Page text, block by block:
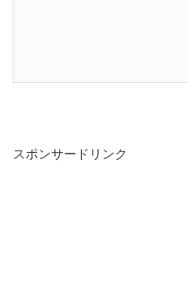
スポンサードリンク